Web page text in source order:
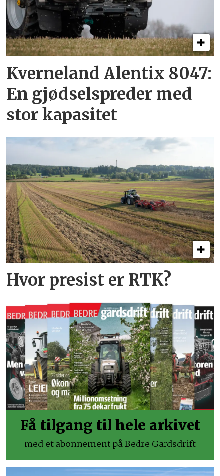
Kverneland Alentix 8047:
En gjødsel­spreder med
stor kapasitet
Hvor presist er RTK?
Få tilgang til hele arkivet
med et abonnement på Bedre Gardsdrift